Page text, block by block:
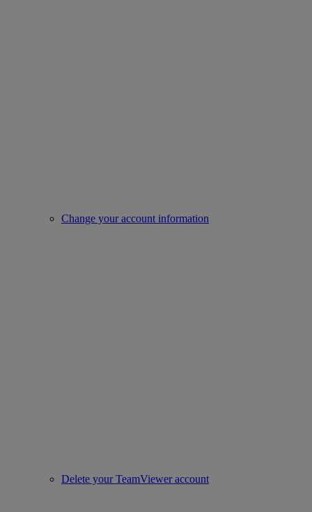
Change your account information
Delete your TeamViewer account